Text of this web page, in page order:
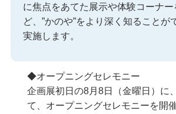
に焦点をあてた展示や体験コーナ
ど、”かのや”をより深く知ることが
実施します。
◆オープニングセレモニー
企画展初日の8月8日（金曜日）に
て、オープニングセレモニーを開